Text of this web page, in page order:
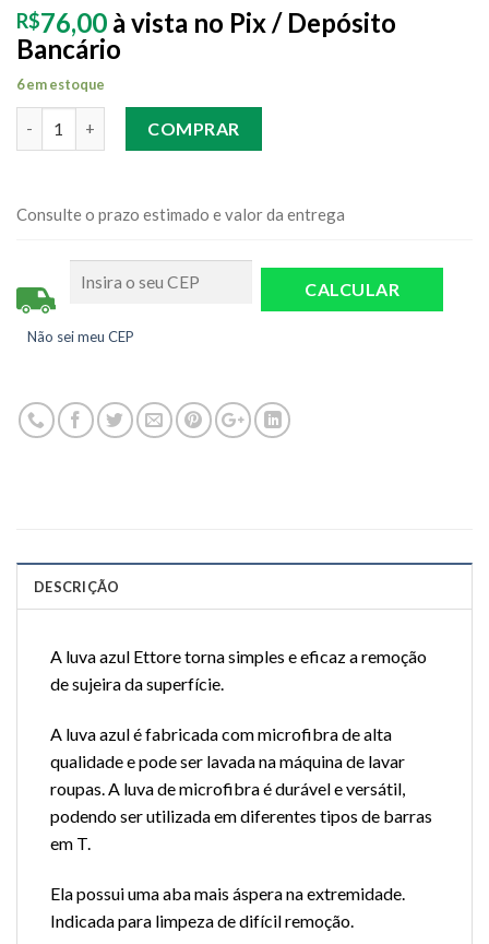
R$76,00 à vista no Pix / Depósito
Bancário
6 em estoque
COMPRAR
Consulte o prazo estimado e valor da entrega
Não sei meu CEP
DESCRIÇÃO
A luva azul Ettore torna simples e eficaz a remoção
de sujeira da superfície.
A luva azul é fabricada com microfibra de alta
qualidade e pode ser lavada na máquina de lavar
roupas. A luva de microfibra é durável e versátil,
podendo ser utilizada em diferentes tipos de barras
em T.
Ela possui uma aba mais áspera na extremidade.
Indicada para limpeza de difícil remoção.